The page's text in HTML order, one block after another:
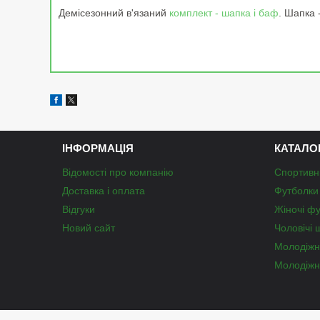
Демісезонний в'язаний комплект - шапка і баф . Шапка
ІНФОРМАЦІЯ
Відомості про компанію
Доставка і оплата
Відгуки
Новий сайт
Жіночі
Чоловічі